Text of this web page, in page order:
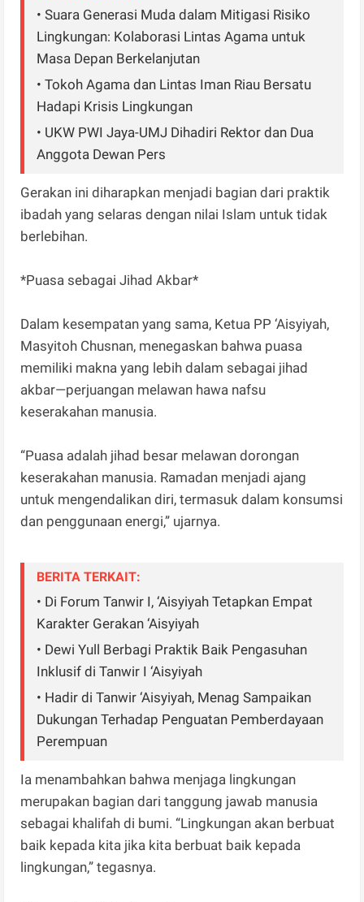
• Suara Generasi Muda dalam Mitigasi Risiko
Lingkungan: Kolaborasi Lintas Agama untuk
Masa Depan Berkelanjutan
• Tokoh Agama dan Lintas Iman Riau Bersatu
Hadapi Krisis Lingkungan
• UKW PWI Jaya-UMJ Dihadiri Rektor dan Dua
Anggota Dewan Pers
Gerakan ini diharapkan menjadi bagian dari praktik
ibadah yang selaras dengan nilai Islam untuk tidak
berlebihan.
*Puasa sebagai Jihad Akbar*
Dalam kesempatan yang sama, Ketua PP ‘Aisyiyah,
Masyitoh Chusnan, menegaskan bahwa puasa
memiliki makna yang lebih dalam sebagai jihad
akbar—perjuangan melawan hawa nafsu
keserakahan manusia.
“Puasa adalah jihad besar melawan dorongan
keserakahan manusia. Ramadan menjadi ajang
untuk mengendalikan diri, termasuk dalam konsumsi
dan penggunaan energi,” ujarnya.
BERITA TERKAIT:
• Di Forum Tanwir I, ‘Aisyiyah Tetapkan Empat
Karakter Gerakan ‘Aisyiyah
• Dewi Yull Berbagi Praktik Baik Pengasuhan
Inklusif di Tanwir I ‘Aisyiyah
• Hadir di Tanwir ‘Aisyiyah, Menag Sampaikan
Dukungan Terhadap Penguatan Pemberdayaan
Perempuan
Ia menambahkan bahwa menjaga lingkungan
merupakan bagian dari tanggung jawab manusia
sebagai khalifah di bumi. “Lingkungan akan berbuat
baik kepada kita jika kita berbuat baik kepada
lingkungan,” tegasnya.